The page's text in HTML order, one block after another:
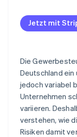
Anpassung der
Jetzt mit
Die
Deutschland
jedoch variabel
Unternehmen
variieren.
verstehen, wie
Risiken damit